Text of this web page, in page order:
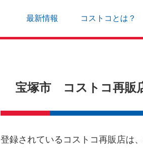
最新情報 コストコとは？
宝塚市 コストコ再販
登録されているコストコ再販店は、